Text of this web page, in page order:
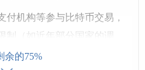
付机构等参与比特币交易，
制（如近年部分国家的调
余的75%